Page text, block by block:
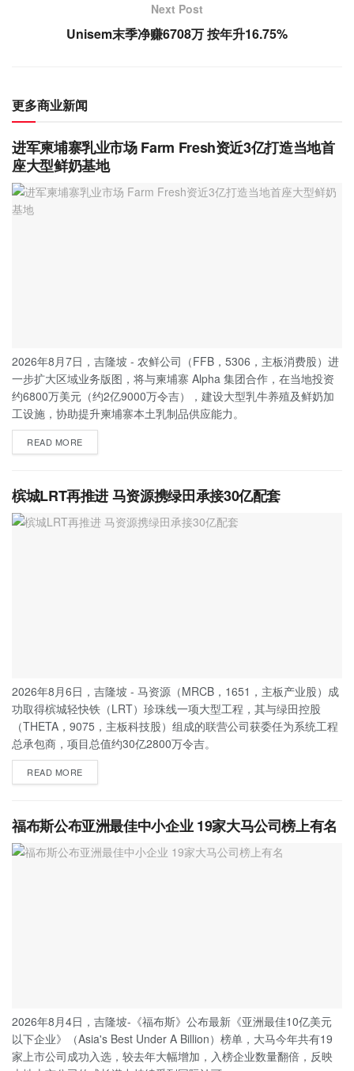
Next Post
Unisem末季净赚6708万 按年升16.75%
更多商业新闻
进军柬埔寨乳业市场 Farm Fresh资近3亿打造当地首
座大型鲜奶基地
2026年8月7日，吉隆坡 - 农鲜公司（FFB，5306，主板消费股）进
一步扩大区域业务版图，将与柬埔寨 Alpha 集团合作，在当地投资
约6800万美元（约2亿9000万令吉），建设大型乳牛养殖及鲜奶加
工设施，协助提升柬埔寨本土乳制品供应能力。
READ MORE
槟城LRT再推进 马资源携绿田承接30亿配套
2026年8月6日，吉隆坡 - 马资源（MRCB，1651，主板产业股）成
功取得槟城轻快铁（LRT）珍珠线一项大型工程，其与绿田控股
（THETA，9075，主板科技股）组成的联营公司获委任为系统工程
总承包商，项目总值约30亿2800万令吉。
READ MORE
福布斯公布亚洲最佳中小企业 19家大马公司榜上有名
2026年8月4日，吉隆坡-《福布斯》公布最新《亚洲最佳10亿美元
以下企业》（Asia's Best Under A Billion）榜单，大马今年共有19
家上市公司成功入选，较去年大幅增加，入榜企业数量翻倍，反映